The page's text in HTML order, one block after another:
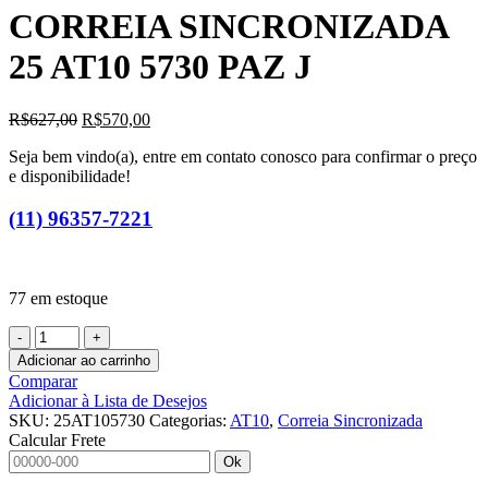
era:
R$627,00.
CORREIA SINCRONIZADA
25 AT10 5730 PAZ J
R$627,00 O
original
era:
R$570,00O
atual
Seja bem vindo(a), entre em contato conosco para confirmar o preço
e disponibilidade!
(11) 96357-7221
77 em estoque
CORREIA
SINCRONIZADA
25
AT10
5730
PAZ
J
quantidade
Adicionar ao carrinho
Comparar
Adicionar à Lista de Desejos
SKU: 25AT105730 Categorias: AT10, Correia Sincronizada
Calcular Frete
Ok